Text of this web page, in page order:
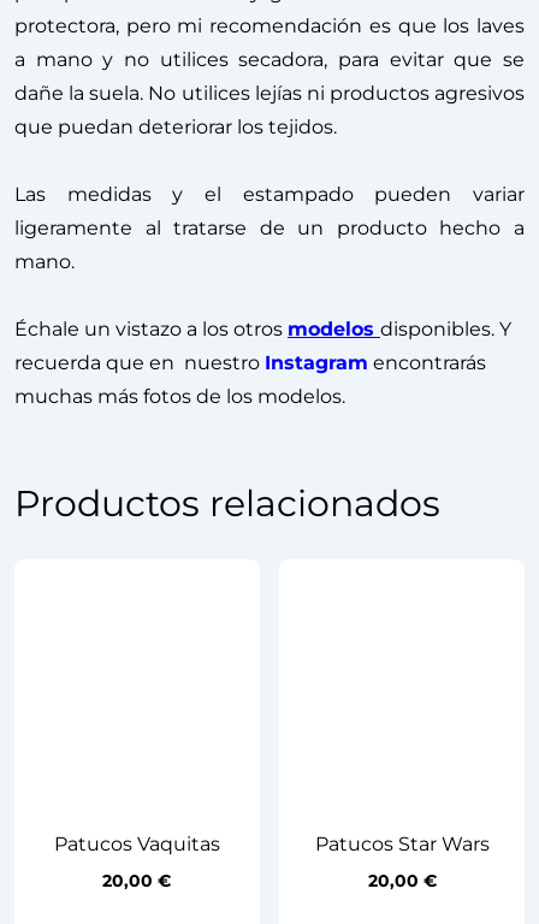
protectora, pero mi recomendación es que los laves
a mano y no utilices secadora, para evitar que se
dañe la suela. No utilices lejías ni productos agresivos
que puedan deteriorar los tejidos.
Las medidas y el estampado pueden variar
ligeramente al tratarse de un producto hecho a
mano.
Échale un vistazo a los otros modelos disponibles. Y
recuerda que en nuestro Instagram encontrarás
muchas más fotos de los modelos.
Productos relacionados
Patucos Vaquitas
20,00€
Patucos Star Wars
20,00 €